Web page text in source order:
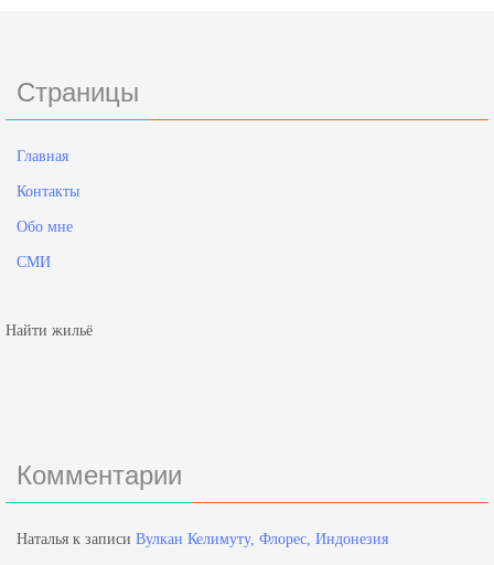
Страницы
Главная
Контакты
Обо мне
СМИ
Найти жильё
Комментарии
Наталья к записи Вулкан Келимуту, Флорес, Индонезия